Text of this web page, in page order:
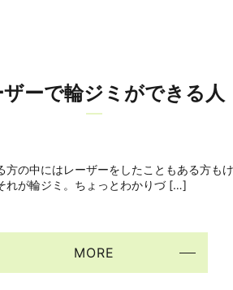
ザーで輪ジミができる人
の中にはレーザーをしたこともある方も
れが輪ジミ。ちょっとわかりづ […]
MORE